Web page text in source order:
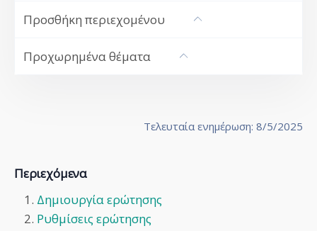
Προσθήκη περιεχομένου
Προχωρημένα θέματα
Τελευταία ενημέρωση: 8/5/2025
Περιεχόμενα
Δημιουργία ερώτησης
Ρυθμίσεις ερώτησης